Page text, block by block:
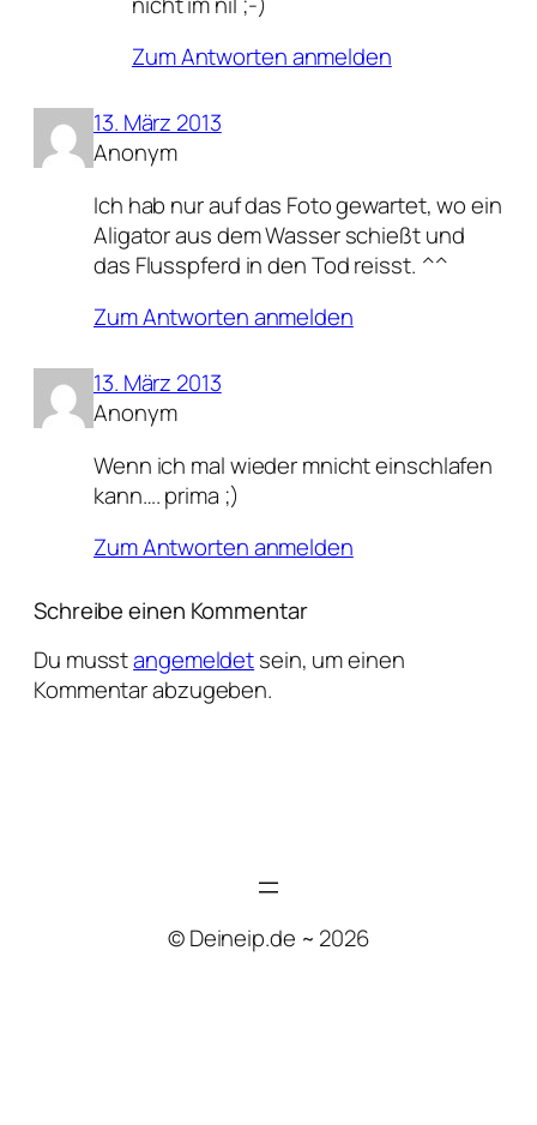
Zum Antworten anmelden
13. März 2013
Anonym
Ich hab nur auf das Foto gewartet, wo ein
Aligator aus dem Wasser schießt und
das Flusspferd in den Tod reisst. ^^
Zum Antworten anmelden
13. März 2013
Anonym
Wenn ich mal wieder mnicht einschlafen
kann…. prima ;)
Zum Antworten anmelden
Schreibe einen Kommentar
Du musstangemeldetsein, um einen
Kommentar abzugeben.
© Deineip.de ~ 2026